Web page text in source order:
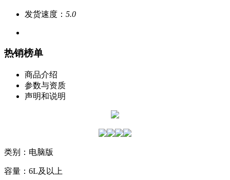
发货速度： 5.0
热销榜单
商品介绍
参数与资质
声明和说明
类别：电脑版
容量：6L及以上